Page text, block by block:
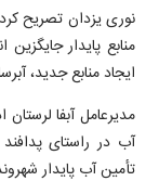
نوری یزدان تصریح
منابع پایدار
ایجاد منابع جدید،
مدیرعامل آبفا
آب در راستای
تأمین آب پایدار